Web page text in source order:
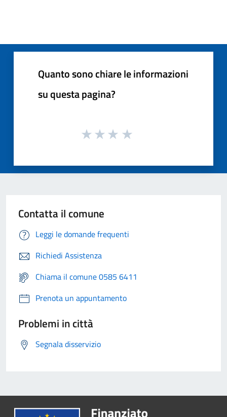
Quanto sono chiare le informazioni
su questa pagina?
Contatta il comune
Leggi le domande frequenti
Richiedi Assistenza
Chiama il comune 0585 6411
Prenota un appuntamento
Problemi in città
Segnala disservizio